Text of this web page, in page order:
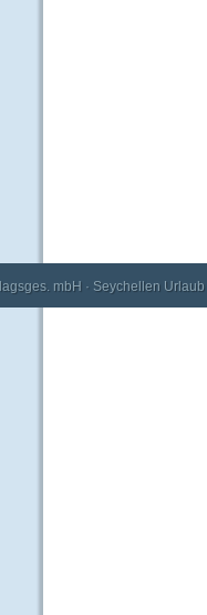
mbH · Seychellen Urlaub